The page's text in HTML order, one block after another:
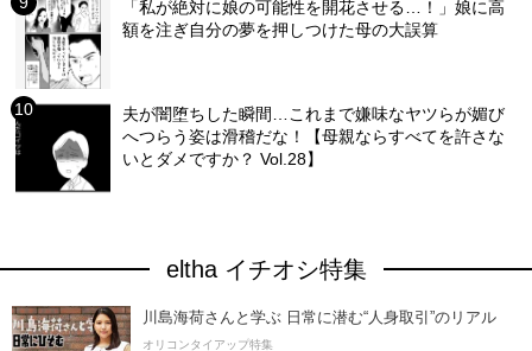
「私が絶対に娘の可能性を開花させる…！」娘に高
額を注ぎ自分の夢を押しつけた母の大誤算
夫が闇堕ちした瞬間…これまで嫌味なヤツらが媚び
へつらう姿は滑稽だな！【母親ならすべてを許さな
いとダメですか？ Vol.28】
eltha イチオシ特集
川島海荷さんと学ぶ 日常に潜む“人身取引”のリアル
オリコンタイアップ特集